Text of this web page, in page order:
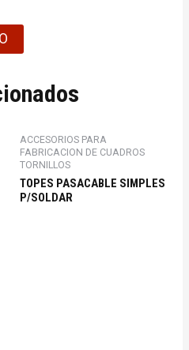
ACCESORIOS PARA
FABRICACION DE CUADROS
TORNILLOS
TOPES PASACABLE SIMPLES
P/SOLDAR